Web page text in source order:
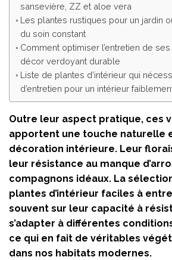
sansevière, ZZ et aloe vera
Les plantes rustiques pour un jardin
du soin constant
Comment optimiser l’entretien de
décor verdoyant durable
Liste de plantes d’intérieur qui
d’entretien pour un intérieur
Outre leur aspect pratique, ces
apportent une touche naturelle
décoration intérieure. Leur
leur résistance au manque
compagnons idéaux. La
plantes d’intérieur faciles à
souvent sur leur capacité à
s’adapter à différentes
ce qui en fait de véritables
dans nos habitats modernes.